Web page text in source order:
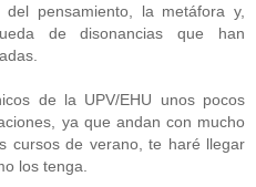
pensamiento, la metáfora y,
de disonancias que han
de la UPV/EHU unos pocos
ya que andan con mucho
cursos de verano, te haré llegar
los tenga.